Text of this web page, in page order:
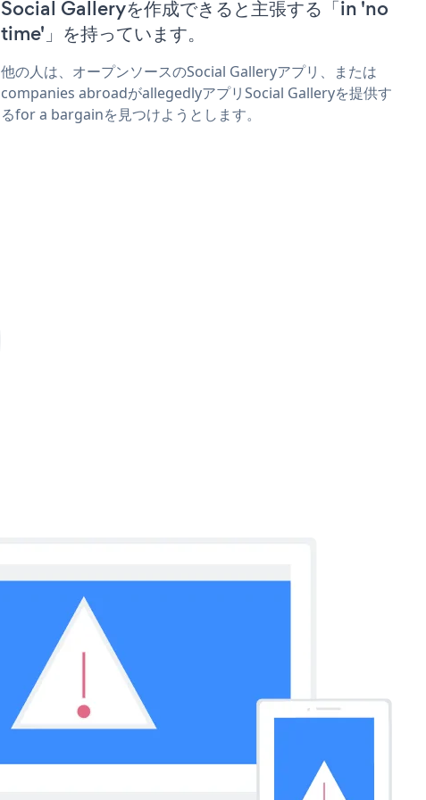
Social Galleryを作成できると主張する「in 'no
time'」を持っています。
他の人は、オープンソースのSocial Galleryアプリ、または
companies abroadがallegedlyアプリSocial Galleryを提供す
るfor a bargainを見つけようとします。